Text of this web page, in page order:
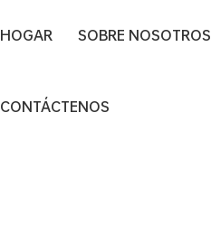
HOGAR SOBRE NOSOTROS
CONTÁCTENOS